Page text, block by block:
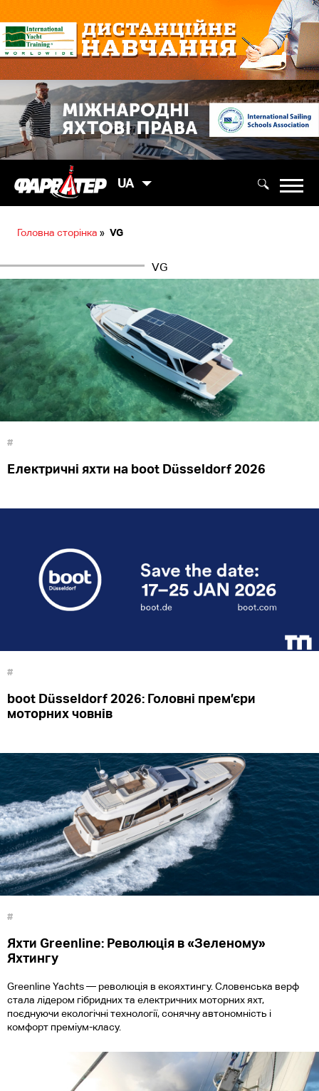
UA
Головна сторінка » VG
VG
#
Електричні яхти на boot Düsseldorf 2026
#
boot Düsseldorf 2026: Головні прем’єри
моторних човнів
#
Яхти Greenline: Революція в «Зеленому»
Яхтингу
Greenline Yachts — революція в екояхтингу. Словенська верф
стала лідером гібридних та електричних моторних яхт,
поєднуючи екологічні технології, сонячну автономність і
комфорт преміум-класу.